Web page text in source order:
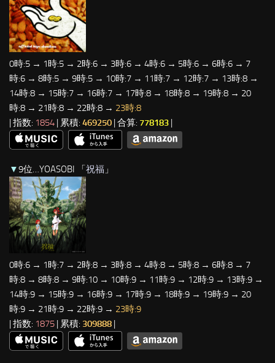
0時:5 → 1時:5 → 2時:6 → 3時:6 → 4時:6 → 5時:6 → 6時:6 → 7
時:6 → 8時:5 → 9時:5 → 10時:7 → 11時:7 → 12時:7 → 13時:8 →
14時:8 → 15時:7 → 16時:7 → 17時:8 → 18時:8 → 19時:8 → 20
時:8 → 21時:8 → 22時:8 → 23時:8
| 指数: 1854 | 累積: 469250 | 合算: 778183 |
▼9位…YOASOBI 「祝福 」
0時:6 → 1時:7 → 2時:8 → 3時:8 → 4時:8 → 5時:8 → 6時:8 → 7
時:8 → 8時:8 → 9時:10 → 10時:9 → 11時:9 → 12時:9 → 13時:9 →
14時:9 → 15時:9 → 16時:9 → 17時:9 → 18時:9 → 19時:9 → 20
時:9 → 21時:9 → 22時:9 → 23時:9
| 指数: 1875 | 累積: 309888 |